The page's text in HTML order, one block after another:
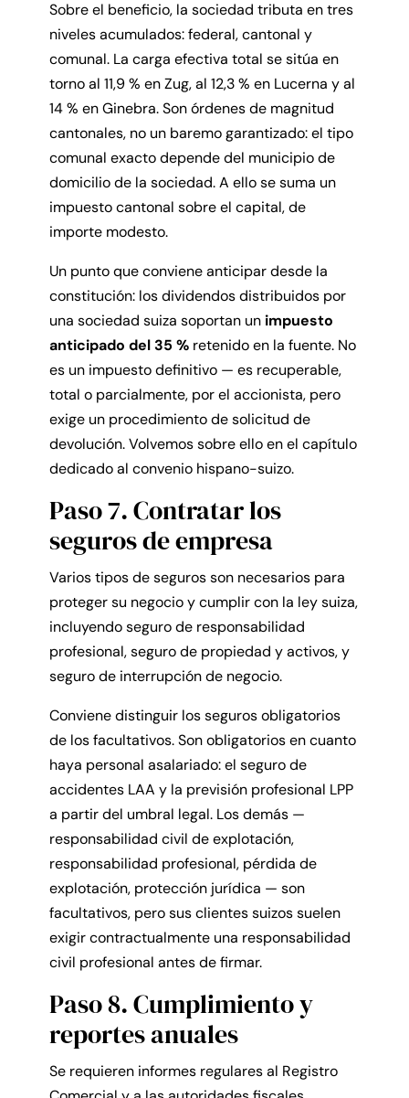
Sobre el beneficio, la sociedad tributa en tres
niveles acumulados: federal, cantonal y
comunal. La carga efectiva total se sitúa en
torno al 11,9 % en Zug, al 12,3 % en Lucerna y al
14 % en Ginebra. Son órdenes de magnitud
cantonales, no un baremo garantizado: el tipo
comunal exacto depende del municipio de
domicilio de la sociedad. A ello se suma un
impuesto cantonal sobre el capital, de
importe modesto.
Un punto que conviene anticipar desde la
constitución: los dividendos distribuidos por
una sociedad suiza soportan un impuesto
anticipado del 35 %retenido en la fuente. No
es un impuesto definitivo — es recuperable,
total o parcialmente, por el accionista, pero
exige un procedimiento de solicitud de
devolución. Volvemos sobre ello en el capítulo
dedicado al convenio hispano-suizo.
Paso 7. Contratar los
seguros de empresa
Varios tipos de seguros son necesarios para
proteger su negocio y cumplir con la ley suiza,
incluyendo seguro de responsabilidad
profesional, seguro de propiedad y activos, y
seguro de interrupción de negocio.
Conviene distinguir los seguros obligatorios
de los facultativos. Son obligatorios en cuanto
haya personal asalariado: el seguro de
accidentes LAA y la previsión profesional LPP
a partir del umbral legal. Los demás —
responsabilidad civil de explotación,
responsabilidad profesional, pérdida de
explotación, protección jurídica — son
facultativos, pero sus clientes suizos suelen
exigir contractualmente una responsabilidad
civil profesional antes de firmar.
Paso 8. Cumplimiento y
reportes anuales
Se requieren informes regulares al Registro